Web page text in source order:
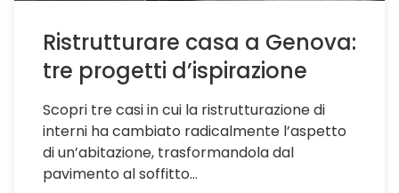
Ristrutturare casa a Genova:
tre progetti d’ispirazione
Scopri tre casi in cui la ristrutturazione di
interni ha cambiato radicalmente l’aspetto
di un’abitazione, trasformandola dal
pavimento al soffitto...